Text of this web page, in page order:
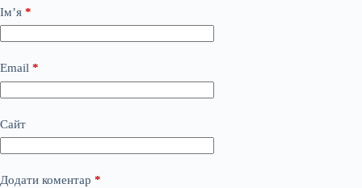
Ім’я *
Email *
Сайт
Додати коментар *